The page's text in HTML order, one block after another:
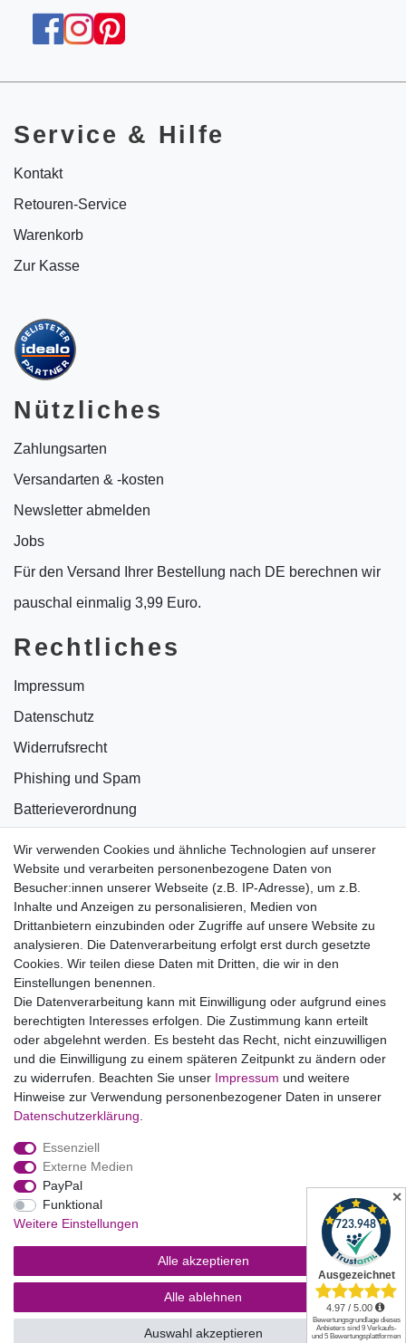
Wir verwenden Cookies und ähnliche Technologien auf unserer
Website und verarbeiten personenbezogene Daten von
Besucher:innen unserer Webseite (z.B. IP-Adresse), um z.B.
Inhalte und Anzeigen zu personalisieren, Medien von
Drittanbietern einzubinden oder Zugriffe auf unsere Website zu
analysieren. Die Datenverarbeitung erfolgt erst durch gesetzte
Cookies. Wir teilen diese Daten mit Dritten, die wir in den
Einstellungen benennen.
Die Datenverarbeitung kann mit Einwilligung oder aufgrund eines
berechtigten Interesses erfolgen. Die Zustimmung kann erteilt
oder abgelehnt werden. Es besteht das Recht, nicht einzuwilligen
und die Einwilligung zu einem späteren Zeitpunkt zu ändern oder
zu widerrufen. Beachten Sie unser Impressum und weitere
Hinweise zur Verwendung personenbezogener Daten in unserer
Daten­schutz­erklärung
Essenziell
Externe Medien
PayPal
Funktional
Weitere Einstellungen
Alle akzeptieren
Alle ablehnen
Auswahl akzeptieren
Service & Hilfe
Kontakt
Retouren-Service
Warenkorb
Zur Kasse
Nützliches
Zahlungsarten
Versandarten & -kosten
Newsletter abmelden
Jobs
Für den Versand Ihrer Bestellung nach DE berechnen wir
pauschal einmalig 3,99 Euro.
Rechtliches
Impressum
Datenschutz
Widerrufsrecht
Phishing und Spam
Batterieverordnung
Bildnachweise
AGB
Vertrag widerrufen
B2BKunden
Zum Händlerbereich
PrivatKunden
Neukundenanmeldung
Mein Konto
Zahlung & Versand ✕